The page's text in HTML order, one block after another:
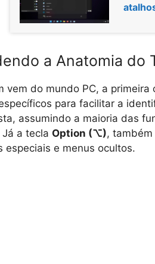
a Anatomia do
vem do mundo PC, a
para facilitar a
assumindo a maioria das
a tecla Option (⌥),
especiais e menus ocultos.